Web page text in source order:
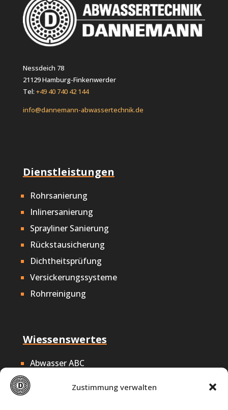
Zustimmung verwalten
Nessdeich 78
21129 Hamburg-Finkenwerder
Tel: +49 40 740 42 144
info@dannemann-abwassertechnik.de
Dienstleistungen
Rohrsanierung
Inlinersanierung
Sprayliner Sanierung
Rückstausicherung
Dichtheitsprüfung
Versickerungssysteme
Rohrreinigung
Wiessenswertes
Abwasser ABC
Nachhaltigkeit